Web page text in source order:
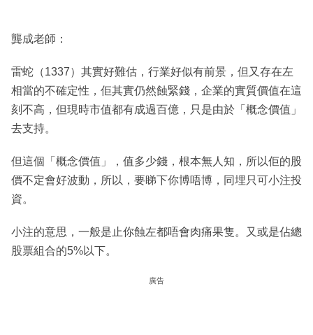
龔成老師：
雷蛇（1337）其實好難估，行業好似有前景，但又存在左
相當的不確定性，佢其實仍然蝕緊錢，企業的實質價值在這
刻不高，但現時市值都有成過百億，只是由於「概念價值」
去支持。
但這個「概念價值」，值多少錢，根本無人知，所以佢的股
價不定會好波動，所以，要睇下你博唔博，同埋只可小注投
資。
小注的意思，一般是止你蝕左都唔會肉痛果隻。又或是佔總
股票組合的5%以下。
廣告